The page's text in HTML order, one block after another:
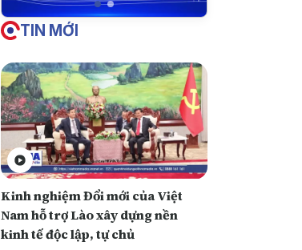
TIN MỚI
Kinh nghiệm Đổi mới của Việt
Nam hỗ trợ Lào xây dựng nền
kinh tế độc lập, tự chủ